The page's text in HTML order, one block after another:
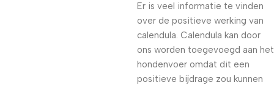
Er is veel informatie te vinden
over de positieve werking van
calendula. Calendula kan door
ons worden toegevoegd aan het
hondenvoer omdat dit een
positieve bijdrage zou kunnen